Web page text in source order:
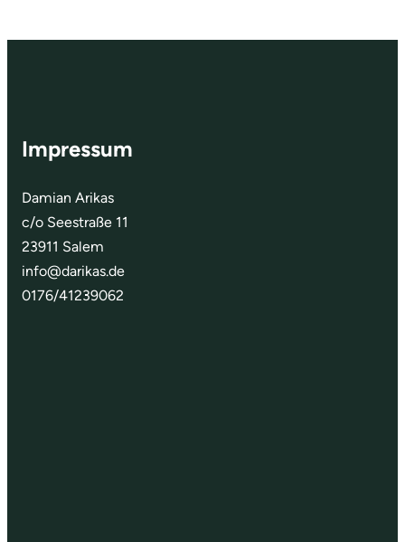
Impressum
Damian Arikas
c/o Seestraße 11
23911 Salem
info@darikas.de
0176/41239062